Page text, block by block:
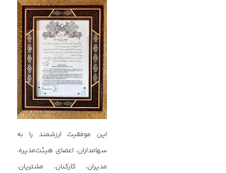
این موفقیت ارزشمند را به
سهامداران، اعضای هیئت‌مدیره،
مدیران، کارکنان، مشتریان،